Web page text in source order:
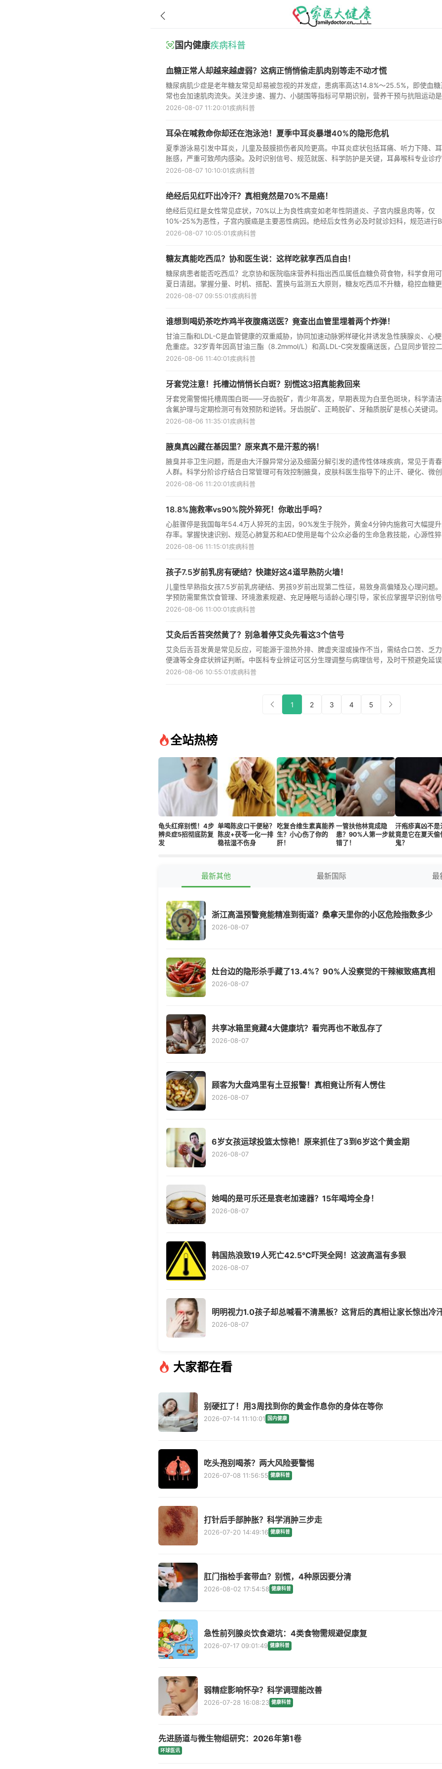
国内健康疾病科普
血糖正常人却越来越虚弱？这病正悄悄偷走肌肉别等走不动才慌
糖尿病肌少症是老年糖友常见却易被忽视的并发症，患病率高达14.8%～25.5%，即使血糖
常也会加速肌肉流失。关注步速、握力、小腿围等指标可早期识别，营养干预与抗阻运动
心防控手段。
2026-08-07 11:20:01疾病科普
耳朵在喊救命你却还在泡泳池！夏季中耳炎暴增40%的隐形危机
夏季游泳易引发中耳炎，儿童及鼓膜损伤者风险更高。中耳炎症状包括耳痛、听力下降、
胀感，严重可致颅内感染。及时识别信号、规范就医、科学防护是关键，耳鼻喉科专业诊
有效防控中耳炎。
2026-08-07 10:10:01疾病科普
绝经后见红吓出冷汗？真相竟然是70%不是癌！
绝经后见红是女性常见症状，70%以上为良性病变如老年性阴道炎、子宫内膜息肉等，仅
10%-25%为恶性，子宫内膜癌是主要恶性病因。绝经后女性务必及时就诊妇科，规范进行B
超、TCT/HPV及病理活检，早诊早治可大幅提升预后。
2026-08-07 10:05:01疾病科普
糖友真能吃西瓜？协和医生说：这样吃就享西瓜自由！
糖尿病患者能否吃西瓜？北京协和医院临床营养科指出西瓜属低血糖负荷食物，科学食用
夏日清甜。掌握分量、时机、搭配、置换与监测五大原则，糖友吃西瓜不升糖，稳控血糖
心。
2026-08-07 09:55:01疾病科普
谁想到喝奶茶吃炸鸡半夜腹痛送医？竟查出血管里埋着两个炸弹！
甘油三酯和LDL-C是血管健康的双重威胁，协同加速动脉粥样硬化并诱发急性胰腺炎、心
危重症。32岁青年因高甘油三酯（8.2mmol/L）和高LDL-C突发腹痛送医，凸显同步管控
的重要性。
2026-08-06 11:40:01疾病科普
牙套党注意！托槽边悄悄长白斑？别慌这3招真能救回来
牙套党需警惕托槽周围白斑——牙齿脱矿，青少年高发，早期表现为白垩色斑块，科学清
含氟护理与定期检测可有效预防和逆转。牙齿脱矿、正畸脱矿、牙釉质脱矿是核心关键词。
2026-08-06 11:35:01疾病科普
腋臭真凶藏在基因里？原来真不是汗惹的祸！
腋臭并非卫生问题，而是由大汗腺异常分泌及细菌分解引发的遗传性体味疾病，常见于青
人群。科学分阶诊疗结合日常管理可有效控制腋臭，皮肤科医生指导下的止汗、硬化、微
术等方案安全可靠。
2026-08-06 11:20:01疾病科普
18.8%施救率vs90%院外猝死！你敢出手吗？
心脏骤停是我国每年54.4万人猝死的主因，90%发生于院外，黄金4分钟内施救可大幅提
存率。掌握快速识别、规范心肺复苏和AED使用是每个公众必备的生命急救技能，心源性
急救刻不容缓。
2026-08-06 11:15:01疾病科普
孩子7.5岁前乳房有硬结？快建好这4道早熟防火墙！
儿童性早熟指女孩7.5岁前乳房硬结、男孩9岁前出现第二性征，易致身高偏矮及心理问题
学预防需聚焦饮食管理、环境激素规避、充足睡眠与适龄心理引导，家长应掌握早识别信
及时就诊儿童内分泌科。
2026-08-06 11:00:01疾病科普
艾灸后舌苔突然黄了？别急着停艾灸先看这3个信号
艾灸后舌苔发黄是常见反应，可能源于湿热外排、脾虚夹湿或操作不当，需结合口苦、乏
便溏等全身症状辨证判断。中医科专业辨证可区分生理调整与病理信号，及时干预避免延
质性病变。
2026-08-06 10:55:01疾病科普
1 2 3 4 5
全站热榜
龟头红痒别慌！4步
辨炎症5招彻底防复
发
单喝陈皮口干便秘？
陈皮+茯苓一化一排
稳祛湿不伤身
吃复合维生素真能养
生？小心伤了你的
肝！
一管扶他林竟成隐
患？90%人第一步就
错了！
汗疱疹真凶不是
竟是它在夏天偷
鬼？
最新其他 最新国际 最
浙江高温预警竟能精准到街道？桑拿天里你的小区危险指数多少
2026-08-07
灶台边的隐形杀手藏了13.4%？90%人没察觉的干辣椒致癌真相
2026-08-07
共享冰箱里竟藏4大健康坑？看完再也不敢乱存了
2026-08-07
顾客为大盘鸡里有土豆报警！真相竟让所有人愣住
2026-08-07
6岁女孩运球投篮太惊艳！原来抓住了3到6岁这个黄金期
2026-08-07
她喝的是可乐还是衰老加速器？15年喝垮全身！
2026-08-07
韩国热浪致19人死亡42.5℃吓哭全网！这波高温有多狠
2026-08-07
明明视力1.0孩子却总喊看不清黑板？这背后的真相让家长惊出冷
2026-08-07
大家都在看
别硬扛了！用3周找到你的黄金作息你的身体在等你
2026-07-14 11:10:01 国内健康
吃头孢别喝茶？两大风险要警惕
2026-07-08 11:56:55 健康科普
打针后手部肿胀？科学消肿三步走
2026-07-20 14:49:16 健康科普
肛门指检手套带血？别慌，4种原因要分清
2026-08-02 17:54:58 健康科普
急性前列腺炎饮食避坑：4类食物需规避促康复
2026-07-17 09:01:49 健康科普
弱精症影响怀孕？科学调理能改善
2026-07-28 16:08:23 健康科普
先进肠道与微生物组研究：2026年第1卷
环球医讯